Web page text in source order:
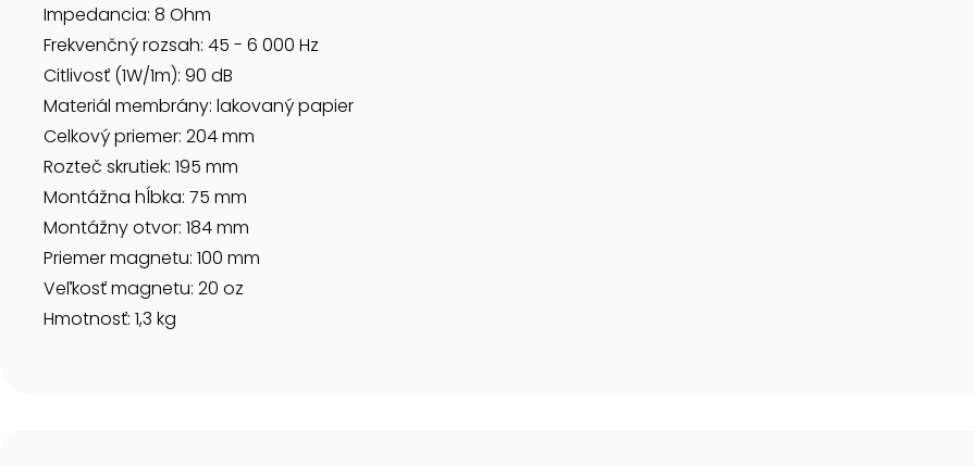
Impedancia: 8 Ohm
Frekvenčný rozsah: 45 - 6 000 Hz
Citlivosť (1W/1m): 90 dB
Materiál membrány: lakovaný papier
Celkový priemer: 204 mm
Rozteč skrutiek: 195 mm
Montážna hĺbka: 75 mm
Montážny otvor: 184 mm
Priemer magnetu: 100 mm
Veľkosť magnetu: 20 oz
Hmotnosť: 1,3 kg